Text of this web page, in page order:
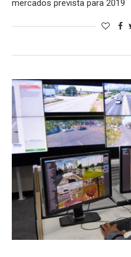
mercados prevista para 2019